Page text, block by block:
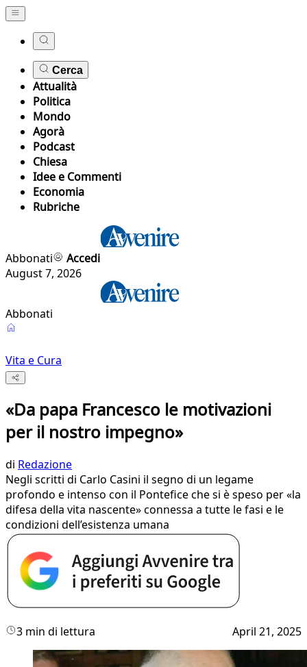
Cerca
Attualità
Politica
Mondo
Agorà
Podcast
Chiesa
Idee e Commenti
Economia
Rubriche
Abbonati
Accedi
August 7, 2026
Abbonati
Vita e Cura
«Da papa Francesco le motivazioni
per il nostro impegno»
di Redazione
Negli scritti di Carlo Casini il segno di un legame
profondo e intenso con il Pontefice che si è speso per «la
difesa della vita nascente» connessa a tutte le fasi e le
condizioni dell’esistenza umana
3 min di lettura April 21, 2025